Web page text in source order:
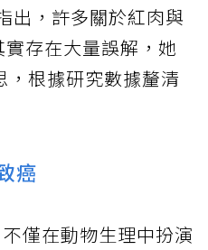
出，許多關於紅肉與
存在大量誤解，她
根據研究數據釐清
癌
僅在動物生理中扮演